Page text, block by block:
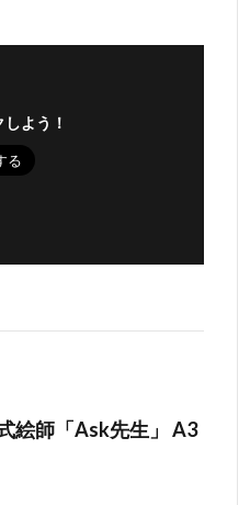
よう！
絵師「Ask先生」 A3